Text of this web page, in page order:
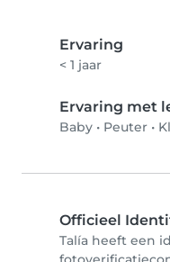
Ervaring
< 1 jaar
Ervaring met
Baby • Peuter •
Officieel
Talía heeft een